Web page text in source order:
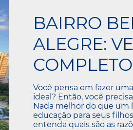
BAIRRO
ALEGRE:
Você pensa em fazer
ideal? Então, você
Nada melhor do que um
educação para seus
entenda quais são as